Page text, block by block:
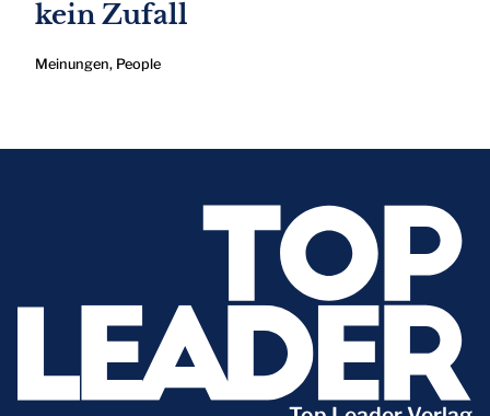
kein Zufall
Meinungen, People